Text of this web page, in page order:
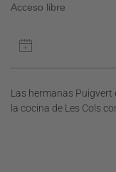
Acceso libre
Las hermanas
la cocina de Les Cols